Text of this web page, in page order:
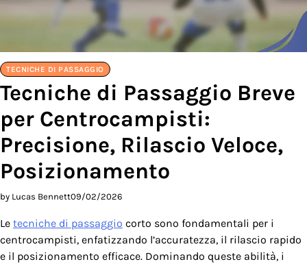
TECNICHE DI PASSAGGIO
Tecniche di Passaggio Breve
per Centrocampisti:
Precisione, Rilascio Veloce,
Posizionamento
by Lucas Bennett09/02/2026
Le tecniche di passaggio corto sono fondamentali per i
centrocampisti, enfatizzando l’accuratezza, il rilascio rapido
e il posizionamento efficace. Dominando queste abilità, i